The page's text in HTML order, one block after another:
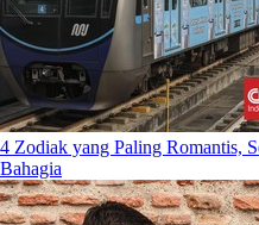
4 Zodiak yang Paling Romantis,
Bahagia